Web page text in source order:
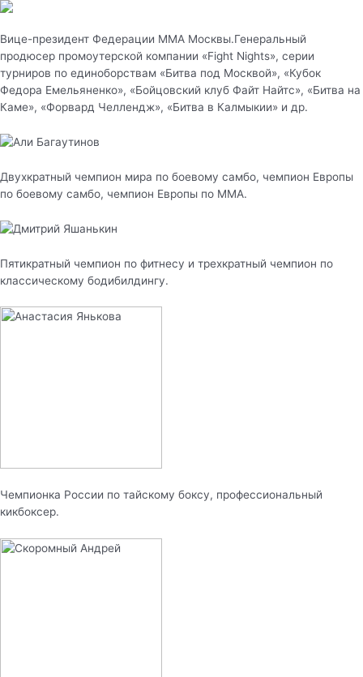
Вице-президент Федерации ММА Москвы.Генеральный
продюсер промоутерской компании «Fight Nights», серии
турниров по единоборствам «Битва под Москвой», «Кубок
Федора Емельяненко», «Бойцовский клуб Файт Найтс», «Битва на
Каме», «Форвард Челлендж», «Битва в Калмыкии» и др.
Двухкратный чемпион мира по боевому самбо, чемпион Европы
по боевому самбо, чемпион Европы по MMA.
Пятикратный чемпион по фитнесу и трехкратный чемпион по
классическому бодибилдингу.
Чемпионка России по тайскому боксу, профессиональный
кикбоксер.